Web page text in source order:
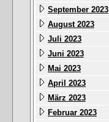
September 2023
August 2023
Juli 2023
Juni 2023
Mai 2023
April 2023
März 2023
Februar 2023